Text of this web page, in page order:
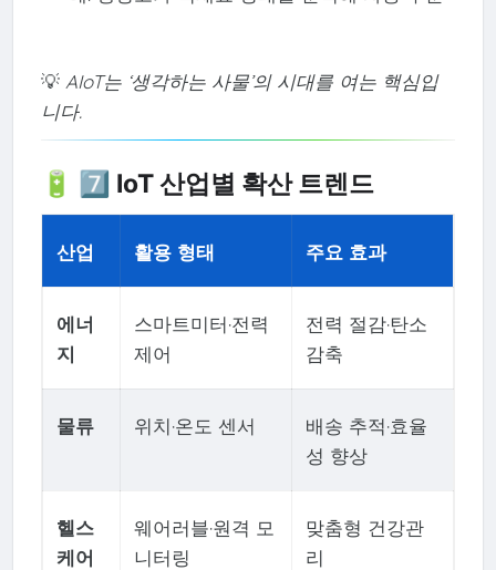
💡 AIoT는 ‘생각하는 사물’의 시대를 여는 핵심입
니다.
🔋 7️⃣ IoT 산업별 확산 트렌드
산업 활용 형태 주요 효과
에너
지
스마트미터·전력
제어
전력 절감·탄소
감축
물류 위치·온도 센서
배송 추적·효율
성 향상
헬스
케어
웨어러블·원격 모
니터링
맞춤형 건강관
리